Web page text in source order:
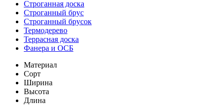
Строганная доска
Строганный брус
Строганный брусок
Термодерево
Террасная доска
Фанера и ОСБ
Материал
Сорт
Ширина
Высота
Длина